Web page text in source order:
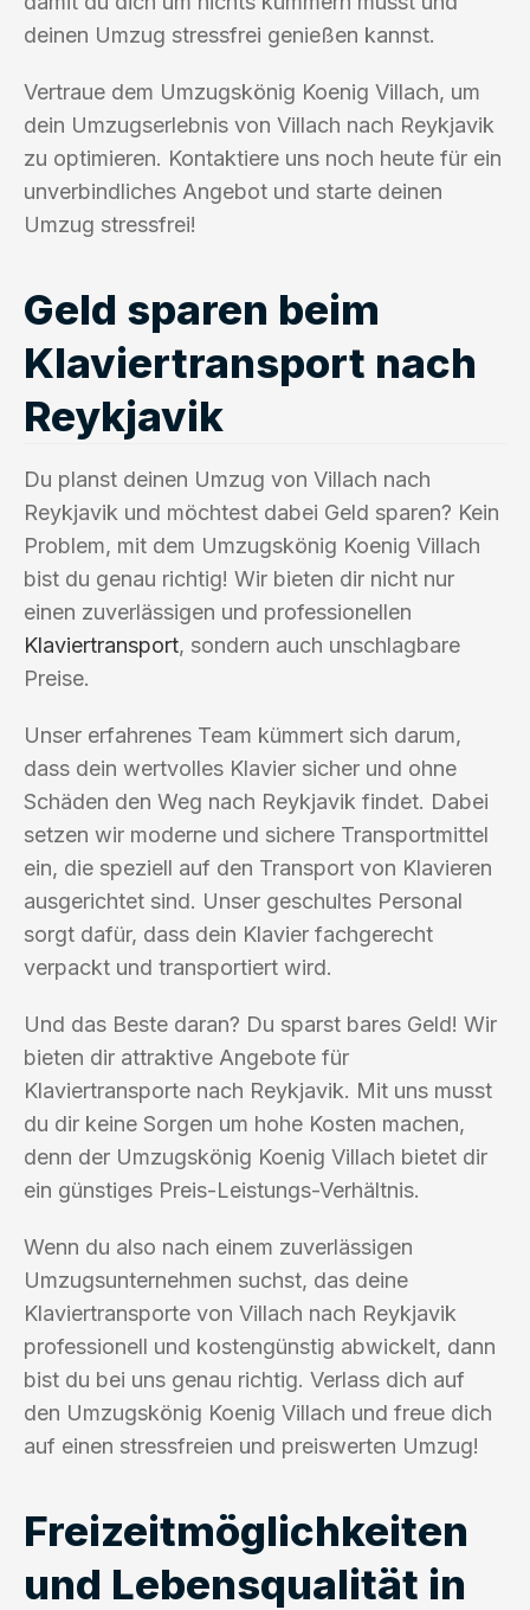
deinen Umzug stressfrei genießen kannst.
Vertraue dem Umzugskönig Koenig Villach, um
dein Umzugserlebnis von Villach nach Reykjavik
zu optimieren. Kontaktiere uns noch heute für ein
unverbindliches Angebot und starte deinen
Umzug stressfrei!
Geld sparen beim
Klaviertransport nach
Reykjavik
Du planst deinen Umzug von Villach nach
Reykjavik und möchtest dabei Geld sparen? Kein
Problem, mit dem Umzugskönig Koenig Villach
bist du genau richtig! Wir bieten dir nicht nur
einen zuverlässigen und professionellen
Klaviertransport, sondern auch unschlagbare
Preise.
Unser erfahrenes Team kümmert sich darum,
dass dein wertvolles Klavier sicher und ohne
Schäden den Weg nach Reykjavik findet. Dabei
setzen wir moderne und sichere Transportmittel
ein, die speziell auf den Transport von Klavieren
ausgerichtet sind. Unser geschultes Personal
sorgt dafür, dass dein Klavier fachgerecht
verpackt und transportiert wird.
Und das Beste daran? Du sparst bares Geld! Wir
bieten dir attraktive Angebote für
Klaviertransporte nach Reykjavik. Mit uns musst
du dir keine Sorgen um hohe Kosten machen,
denn der Umzugskönig Koenig Villach bietet dir
ein günstiges Preis-Leistungs-Verhältnis.
Wenn du also nach einem zuverlässigen
Umzugsunternehmen suchst, das deine
Klaviertransporte von Villach nach Reykjavik
professionell und kostengünstig abwickelt, dann
bist du bei uns genau richtig. Verlass dich auf
den Umzugskönig Koenig Villach und freue dich
auf einen stressfreien und preiswerten Umzug!
Freizeitmöglichkeiten
und Lebensqualität in